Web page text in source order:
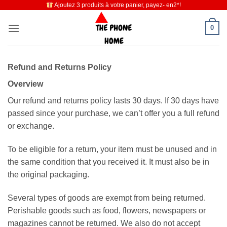
contenu
Ajoutez 3 produits à votre panier, payez- en2*!
0
Refund and Returns Policy
Overview
Our refund and returns policy lasts 30 days. If 30 days have
passed since your purchase, we can’t offer you a full refund
or exchange.
To be eligible for a return, your item must be unused and in
the same condition that you received it. It must also be in
the original packaging.
Several types of goods are exempt from being returned.
Perishable goods such as food, flowers, newspapers or
magazines cannot be returned. We also do not accept